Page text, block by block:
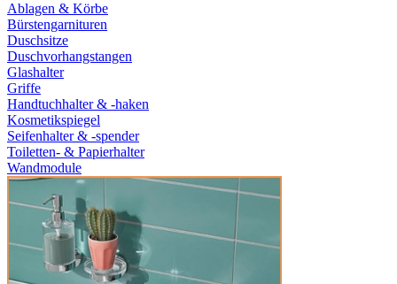
Ablagen & Körbe
Bürstengarnituren
Duschsitze
Duschvorhangstangen
Glashalter
Griffe
Handtuchhalter & -haken
Kosmetikspiegel
Seifenhalter & -spender
Toiletten- & Papierhalter
Wandmodule